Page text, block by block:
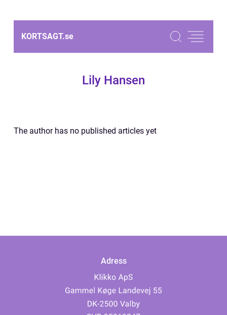
KORTSAGT.se
Lily Hansen
The author has no published articles yet
Adress